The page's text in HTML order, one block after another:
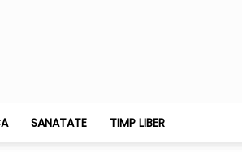
SANATATE TIMP LIBER